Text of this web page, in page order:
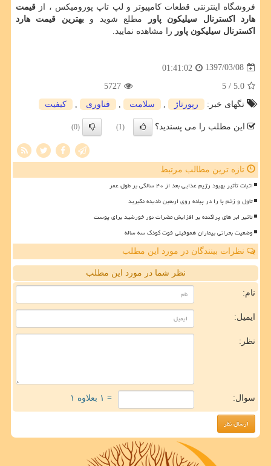
فروشگاه اینترنتی قطعات کامپیوتر و لپ تاپ پورومیکس ، از قیمت
هارد اکسترنال سیلیکون پاور
مطلع شوید وبهترین قیمت هارد
اکسترنال سیلیکون پاور را مشاهده نمایید.
1397/03/08
01:41:02
5.0
/ 5
5727
تگهای خبر:
رپورتاژ سلامت فناوری كیفیت
این مطلب را می پسندید؟ (1)
(0)
تازه ترین مطالب مرتبط
اثبات تأثیر بهبود رژیم غذایی بعد از ۴۰ سالگی بر طول عمر
تاول و زخم پا را در پیاده روی اربعین نادیده نگیرید
تاثیر ابر های پراکنده بر افزایش مضرات نور خورشید برای پوست
وضعیت بحرانی بیماران هموفیلی فوت کودک سه ساله
نظرات بینندگان در مورد این مطلب
نظر شما در مورد این مطلب
نام:
ایمیل:
نظر:
سوال: = ۱ بعلاوه ۱